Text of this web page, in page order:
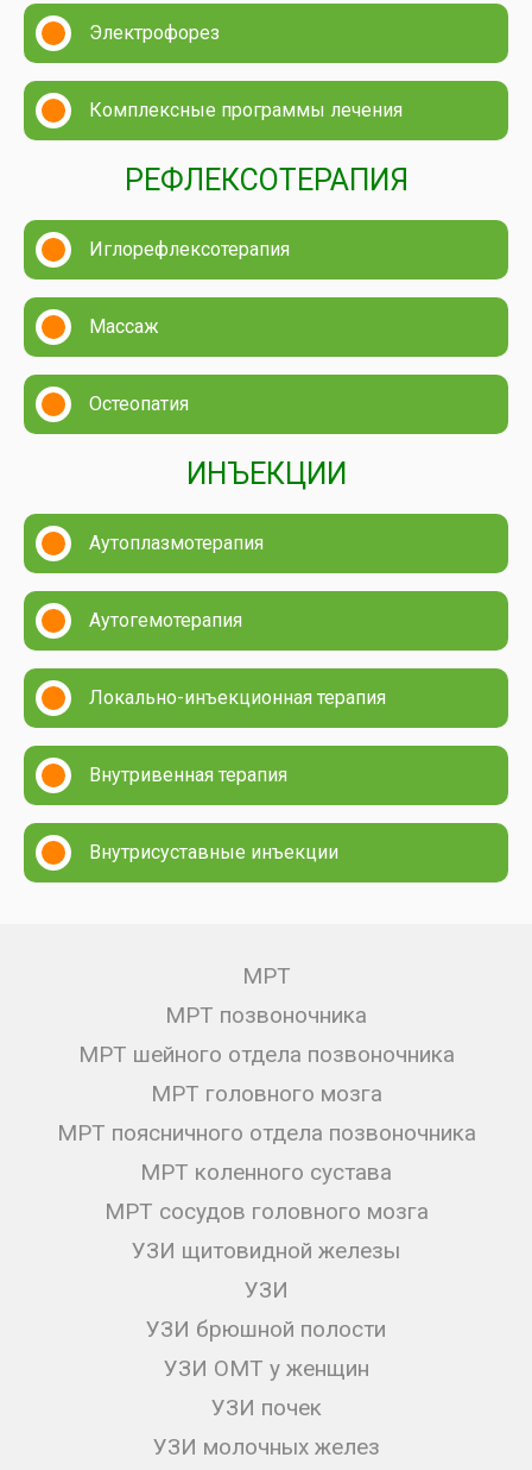
Электрофорез
Комплексные программы лечения
РЕФЛЕКСОТЕРАПИЯ
Иглорефлексотерапия
Массаж
Остеопатия
ИНЪЕКЦИИ
Аутоплазмотерапия
Аутогемотерапия
Локально-инъекционная терапия
Внутривенная терапия
Внутрисуставные инъекции
МРТ
МРТ позвоночника
МРТ шейного отдела позвоночника
МРТ головного мозга
МРТ поясничного отдела позвоночника
МРТ коленного сустава
МРТ сосудов головного мозга
УЗИ щитовидной железы
УЗИ
УЗИ брюшной полости
УЗИ ОМТ у женщин
УЗИ почек
УЗИ молочных желез